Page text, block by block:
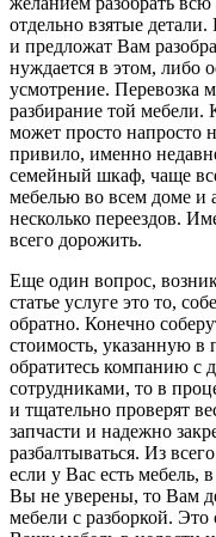
отдельно взятые
и предложат Вам
нуждается в этом, либо
усмотрение. Перевозка
разбирание той мебели.
может просто напросто
привило, именно
семейный шкаф, чаще
мебелью во всем доме и
несколько переездов.
всего дорожить.
Еще один вопрос,
статье услуге это то,
обратно. Конечно
стоимость, указанную
обратитесь компанию с
сотрудниками, то в
и тщательно проверят
запчасти и надежно
разбалтываться. Из
если у Вас есть мебель,
Вы не уверены, то Вам
мебели с разборкой.